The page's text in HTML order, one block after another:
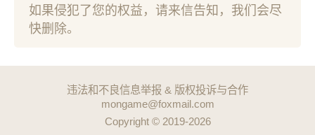
如果侵犯了您的权益，请来信告知，我们会尽
快删除。
违法和不良信息举报 & 版权投诉与合作
mongame@foxmail.com
Copyright © 2019-2026